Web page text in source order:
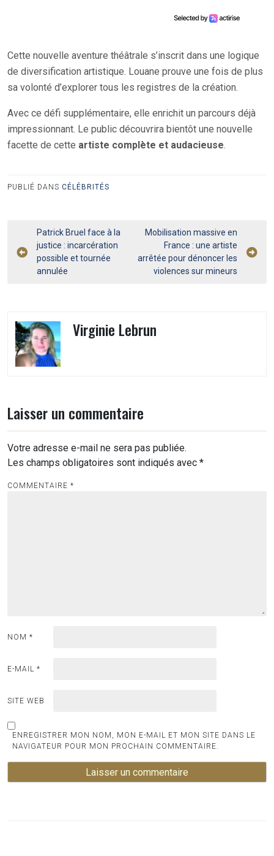
Cette nouvelle aventure théâtrale s’inscrit dans une logique
de diversification artistique. Louane prouve une fois de plus
sa volonté d’explorer tous les registres de la création.
Avec ce défi supplémentaire, elle enrichit un parcours déjà
impressionnant. Le public découvrira bientôt une nouvelle
facette de cette artiste complète et audacieuse.
PUBLIÉ DANS CÉLÉBRITÉS
Navigation
de
l’article
Patrick Bruel face à la
justice : incarcération
possible et tournée
annulée
Mobilisation massive en
France : une artiste
arrêtée pour dénoncer les
violences sur mineurs
Virginie Lebrun
Laisser un commentaire
Votre adresse e-mail ne sera pas publiée.
Les champs obligatoires sont indiqués avec *
COMMENTAIRE *
NOM *
E-MAIL *
SITE WEB
ENREGISTRER MON NOM, MON E-MAIL ET MON SITE DANS LE
NAVIGATEUR POUR MON PROCHAIN COMMENTAIRE.